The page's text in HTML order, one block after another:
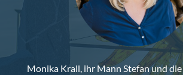
Monika Krall, ihr Mann Stefan und